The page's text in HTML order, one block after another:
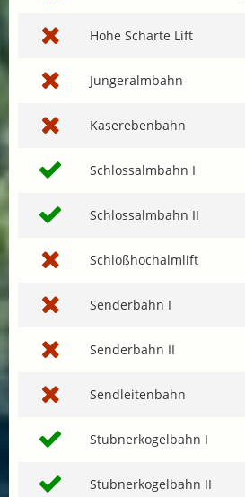
Hohe Scharte Lift
Jungeralmbahn
Kaserebenbahn
Schlossalmbahn I
Schlossalmbahn II
Schloßhochalmlift
Senderbahn I
Senderbahn II
Sendleitenbahn
Stubnerkogelbahn I
Stubnerkogelbahn II